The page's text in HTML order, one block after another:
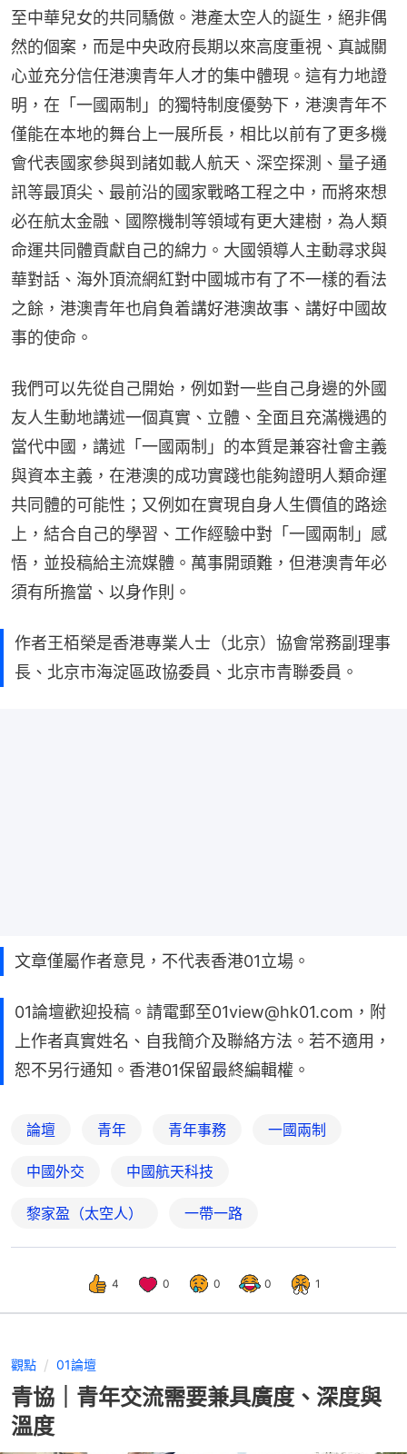
至中華兒女的共同驕傲。港產太空人的誕生，絕非偶
然的個案，而是中央政府長期以來高度重視、真誠關
心並充分信任港澳青年人才的集中體現。這有力地證
明，在「一國兩制」的獨特制度優勢下，港澳青年不
僅能在本地的舞台上一展所長，相比以前有了更多機
會代表國家參與到諸如載人航天、深空探測、量子通
訊等最頂尖、最前沿的國家戰略工程之中，而將來想
必在航太金融、國際機制等領域有更大建樹，為人類
命運共同體貢獻自己的綿力。大國領導人主動尋求與
華對話、海外頂流網紅對中國城市有了不一樣的看法
之餘，港澳青年也肩負着講好港澳故事、講好中國故
事的使命。
我們可以先從自己開始，例如對一些自己身邊的外國
友人生動地講述一個真實、立體、全面且充滿機遇的
當代中國，講述「一國兩制」的本質是兼容社會主義
與資本主義，在港澳的成功實踐也能夠證明人類命運
共同體的可能性；又例如在實現自身人生價值的路途
上，結合自己的學習、工作經驗中對「一國兩制」感
悟，並投稿給主流媒體。萬事開頭難，但港澳青年必
須有所擔當、以身作則。
作者王栢榮是香港專業人士（北京）協會常務副理事
長、北京市海淀區政協委員、北京市青聯委員。
文章僅屬作者意見，不代表香港01立場。
01論壇歡迎投稿。請電郵至01view@hk01.com，附
上作者真實姓名、自我簡介及聯絡方法。若不適用，
恕不另行通知。香港01保留最終編輯權。
論壇 青年 青年事務 一國兩制
中國外交 中國航天科技
黎家盈（太空人） 一帶一路
4 0 0 0 1
觀點 01論壇
青協｜青年交流需要兼具廣度、深度與
溫度